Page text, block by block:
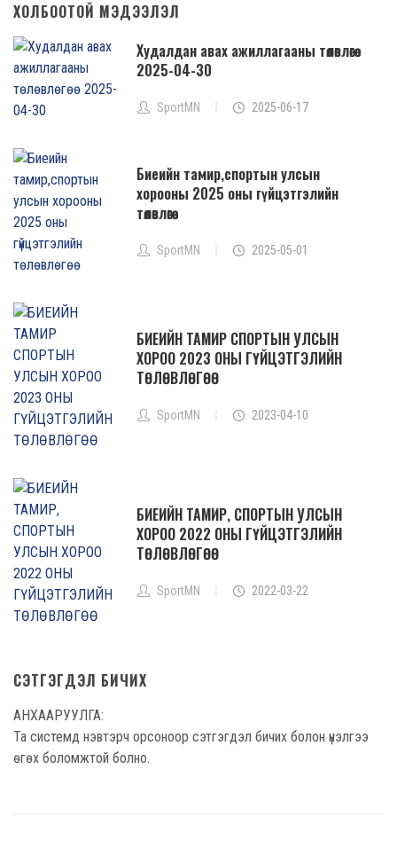
ХОЛБООТОЙ МЭДЭЭЛЭЛ
Худалдан авах ажиллагааны төлөвлөгөө
2025-04-30
SportMN 2025-06-17
Биеийн тамир,спортын улсын
хорооны 2025 оны гүйцэтгэлийн
төлөвлөгөө
SportMN 2025-05-01
БИЕИЙН ТАМИР СПОРТЫН УЛСЫН
ХОРОО 2023 ОНЫ ГҮЙЦЭТГЭЛИЙН
ТӨЛӨВЛӨГӨӨ
SportMN 2023-04-10
БИЕИЙН ТАМИР, СПОРТЫН УЛСЫН
ХОРОО 2022 ОНЫ ГҮЙЦЭТГЭЛИЙН
ТӨЛӨВЛӨГӨӨ
SportMN 2022-03-22
СЭТГЭГДЭЛ БИЧИХ
АНХААРУУЛГА:
Та системд нэвтэрч орсоноор сэтгэгдэл бичих болон үнэлгээ
өгөх боломжтой болно.